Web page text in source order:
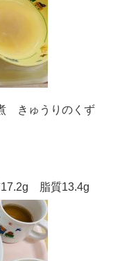
きゅうりのくず
脂質13.4g